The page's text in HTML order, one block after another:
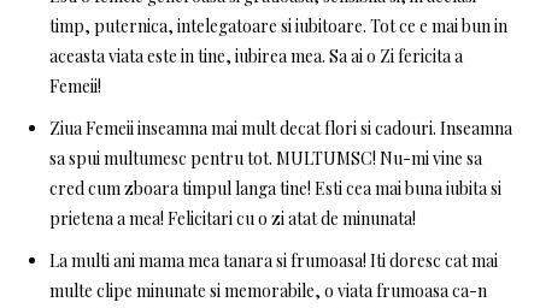
timp, puternica, intelegatoare si iubitoare. Tot ce e mai bun in
aceasta viata este in tine, iubirea mea. Sa ai o Zi fericita a
Femeii!
Ziua Femeii inseamna mai mult decat flori si cadouri. Inseamna
sa spui multumesc pentru tot. MULTUMSC! Nu-mi vine sa
cred cum zboara timpul langa tine! Esti cea mai buna iubita si
prietena a mea! Felicitari cu o zi atat de minunata!
La multi ani mama mea tanara si frumoasa! Iti doresc cat mai
multe clipe minunate si memorabile, o viata frumoasa ca-n